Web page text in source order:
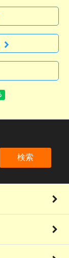
検索